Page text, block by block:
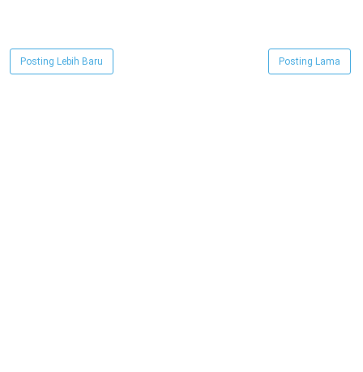
Posting Lebih Baru Posting Lama